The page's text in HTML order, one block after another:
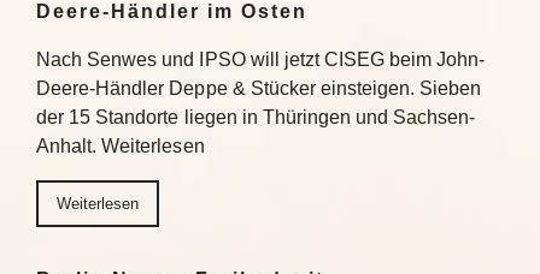
Deere-Händler im Osten
Nach Senwes und IPSO will jetzt CISEG beim John-
Deere-Händler Deppe & Stücker einsteigen. Sieben
der 15 Standorte liegen in Thüringen und Sachsen-
Anhalt. Weiterlesen
Weiterlesen